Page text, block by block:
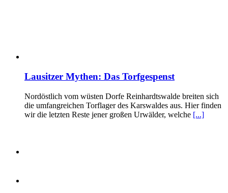
Lausitzer Mythen: Das Torfgespenst
Nordöstlich vom wüsten Dorfe Reinhardtswalde breiten sich
die umfangreichen Torflager des Karswaldes aus. Hier finden
wir die letzten Reste jener großen Urwälder, welche [...]